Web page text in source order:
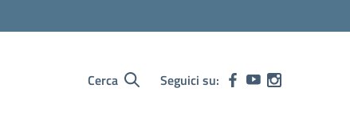
Cerca Seguici su: